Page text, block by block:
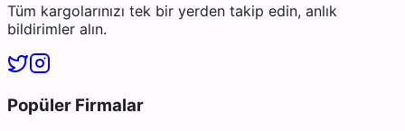
Tüm kargolarınızı tek bir yerden takip edin, anlık
bildirimler alın.
Popüler Firmalar